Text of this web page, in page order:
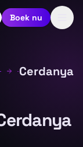
Boek nu
Cerdanya